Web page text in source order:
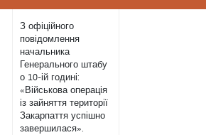
Tétel ukránul Név
З офіційного
повідомлення
начальника
Генерального штабу
о 10-ій годині:
«Військова операція
із зайняття території
Закарпаття успішно
завершилася».